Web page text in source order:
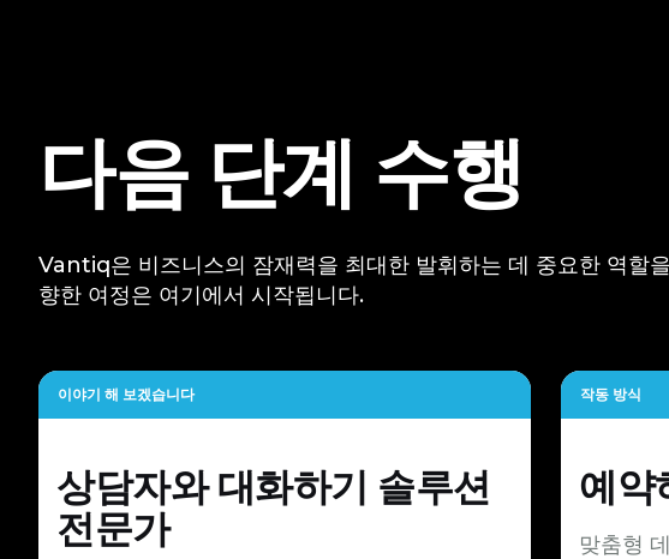
다음 단계 수행
Vantiq은 비즈니스의 잠재력을 최대한 발휘하는 데 중요한 역할
향한 여정은 여기에서 시작됩니다.
이야기 해 보겠습니다
상담자와 대화하기 솔루션
전문가
작동 방식
예약
맞춤형